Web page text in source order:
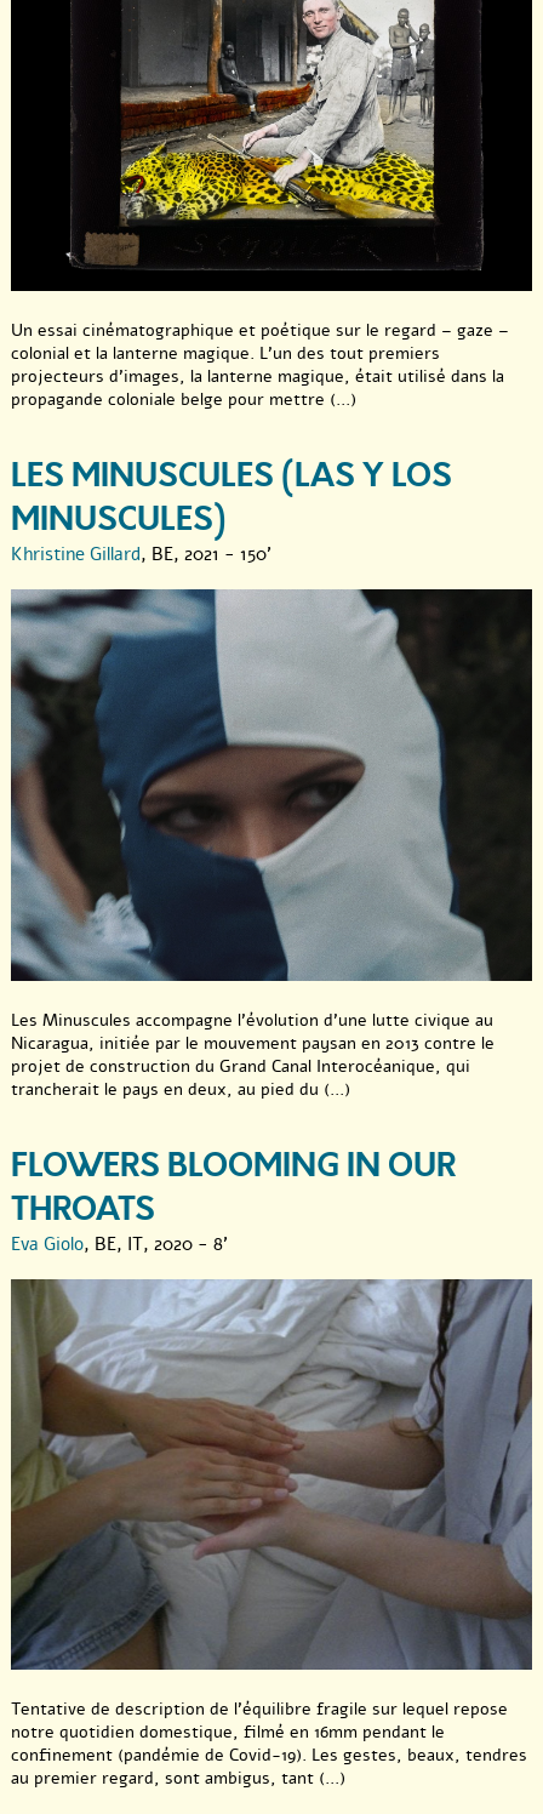
Un essai cinématographique et poétique sur le regard – gaze –
colonial et la lanterne magique. L’un des tout premiers
projecteurs d’images, la lanterne magique, était utilisé dans la
propagande coloniale belge pour mettre (...)
LES MINUSCULES (LAS Y LOS
MINUSCULES)
Khristine Gillard, BE, 2021 - 150'
Les Minuscules accompagne l’évolution d’une lutte civique au
Nicaragua, initiée par le mouvement paysan en 2013 contre le
projet de construction du Grand Canal Interocéanique, qui
trancherait le pays en deux, au pied du (...)
FLOWERS BLOOMING IN OUR
THROATS
Eva Giolo, BE, IT, 2020 - 8'
Tentative de description de l’équilibre fragile sur lequel repose
notre quotidien domestique, filmé en 16mm pendant le
confinement (pandémie de Covid-19). Les gestes, beaux, tendres
au premier regard, sont ambigus, tant (...)